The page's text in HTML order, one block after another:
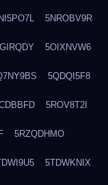
5NROBV9R
5OIXNVW6
5QDQI5F8
5ROV8T2I
5RZQDHMO
5TDWKNIX